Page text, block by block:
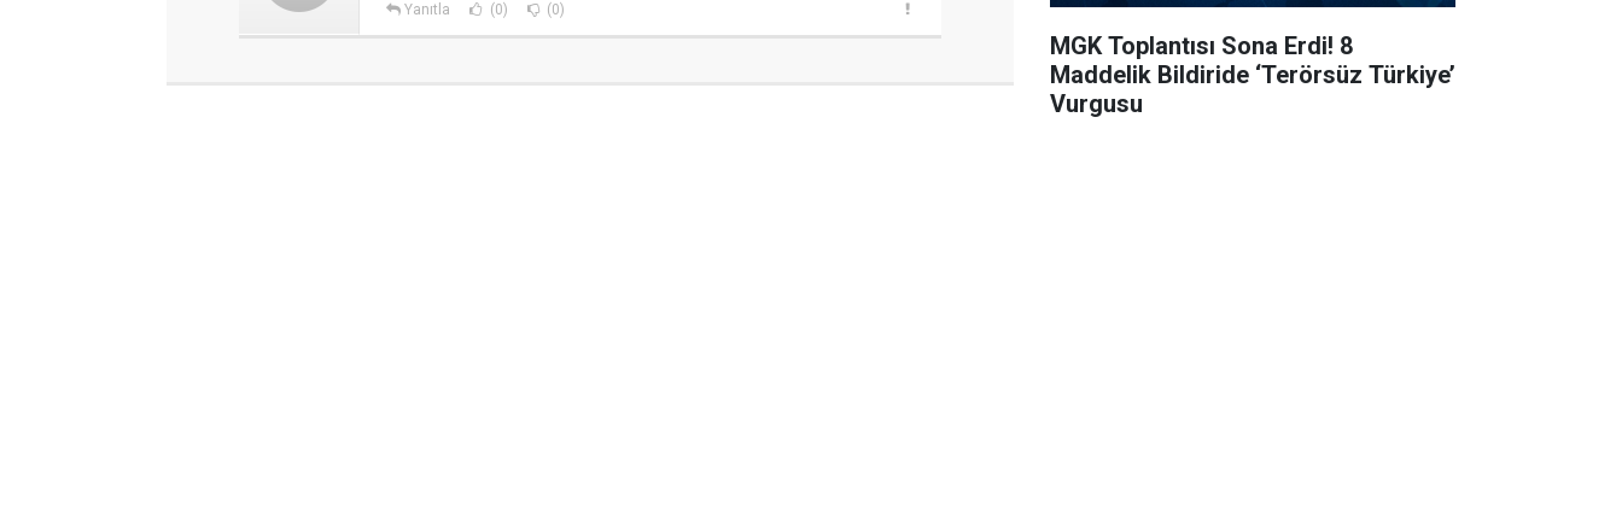
Yanıtla (0) (0)
MGK Toplantısı Sona Erdi! 8
Maddelik Bildiride ‘Terörsüz Türkiye’
Vurgusu